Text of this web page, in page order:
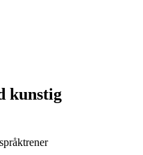
kunstig